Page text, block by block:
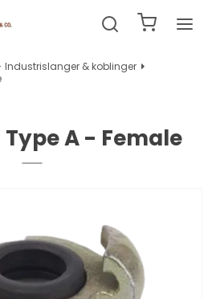
Industrislanger & koblinger
A - Female